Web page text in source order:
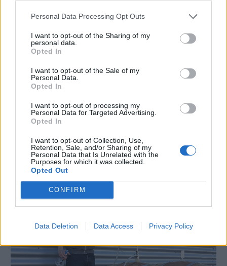
Personal Data Processing Opt Outs
I want to opt-out of the Sharing of my
personal data.
Opted In
I want to opt-out of the Sale of my
Personal Data.
Opted In
I want to opt-out of processing my
Personal Data for Targeted Advertising.
Opted In
I want to opt-out of Collection, Use,
Retention, Sale, and/or Sharing of my
Personal Data that Is Unrelated with the
Purposes for which it was collected.
Opted Out
CONFIRM
Data Deletion Data Access Privacy Policy
– Jag kom i kontakt med Maria på Onsala
har jag ett bryggverk på 200 liter och allt gick väldigt
smidigt, säger han.